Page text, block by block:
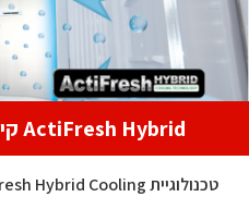
ActiFresh Hybrid קירור אחיד בכל התאים